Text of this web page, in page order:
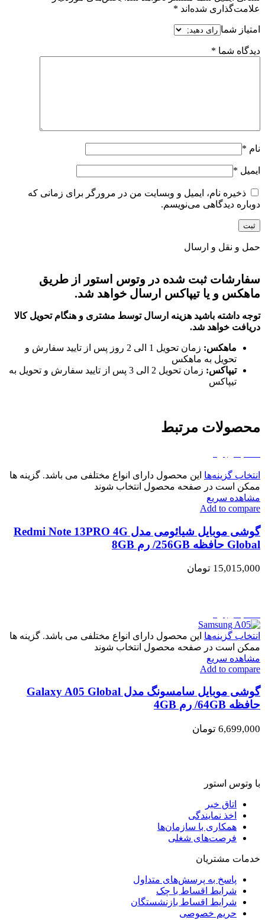
علامت‌گذاری شده‌اند *
امتیاز شما
دیدگاه شما *
نام *
ایمیل *
ذخیره نام، ایمیل و وبسایت من در مرورگر برای زمانی که
دوباره دیدگاهی می‌نویسم.
حمل و نقل و ارسال
سفارشات ثبت شده در وتوس استور از طریق
ماهکس و یا تیپاکس ارسال خواهد شد.
توجه داشته باشید هزینه ارسال توسط مشتری و هنگام تحویل کالا
دریافت خواهد شد.
ماهکس:
زمان تحویل 1 الی 2 روز پس از تایید سفارش و
تحویل به ماهکس
تیپاکس:
زمان تحویل 2 الی 3 پس از تایید سفارش و تحویل به
تیپاکس
محصولات مرتبط
انتخاب گزینه‌ها این محصول دارای انواع مختلفی می باشد. گزینه ها
ممکن است در صفحه محصول انتخاب شوند
مشاهده سریع
Add to compare
گوشی موبایل شیائومی مدل Redmi Note 13PRO 4G
Global حافظه 256GB/ رم 8GB
15,015,000 تومان
انتخاب گزینه‌ها این محصول دارای انواع مختلفی می باشد. گزینه ها
ممکن است در صفحه محصول انتخاب شوند
مشاهده سریع
Add to compare
گوشی موبایل سامسونگ مدل Galaxy A05 Global
حافظه 64GB/ رم 4GB
6,699,000 تومان
با وتوس استور
اتاق خبر
اخذ نمایندگی
همکاری با سازمان‌ها
فرصت‌های شغلی
خدمات مشتریان
پاسخ به پرسش‌های متداول
شرایط اقساط با چک
شرایط اقساط بازنشستگان
حریم خصوصی